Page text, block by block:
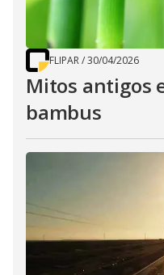
FLIPAR/30/04/2026
Mitos antigos
bambus